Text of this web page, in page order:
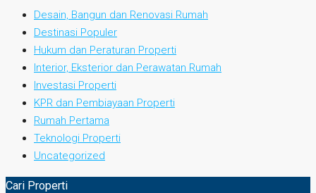
Desain, Bangun dan Renovasi Rumah
Destinasi Populer
Hukum dan Peraturan Properti
Interior, Eksterior dan Perawatan Rumah
Investasi Properti
KPR dan Pembiayaan Properti
Rumah Pertama
Teknologi Properti
Uncategorized
Cari Properti